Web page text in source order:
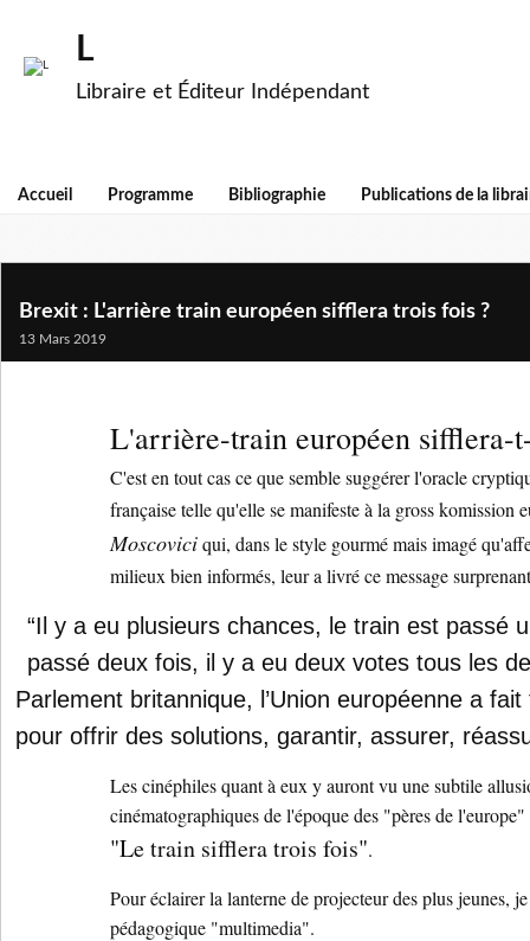
L
Libraire et Éditeur Indépendant
Accueil Programme Bibliographie Publications de la
Brexit : L'arrière train européen sifflera trois fois ?
13 Mars 2019
L'arrière-train européen sifflera-
C'est en tout cas ce que semble suggérer l'oracle
française telle qu'elle se manifeste à la gross komission
Moscoviciqui, dans le style gourmé mais imagé
milieux bien informés, leur a livré ce message
“Il y a eu plusieurs chances, le train est passé
passé deux fois, il y a eu deux votes tous les
Parlement britannique, l’Union européenne a fait
pour offrir des solutions, garantir, assurer,
Les cinéphiles quant à eux y auront vu une subtile
cinématographiques de l'époque des "pères de l'europe"
"Le train sifflera trois fois".
Pour éclairer la lanterne de projecteur des plus jeunes,
pédagogique "multimedia".